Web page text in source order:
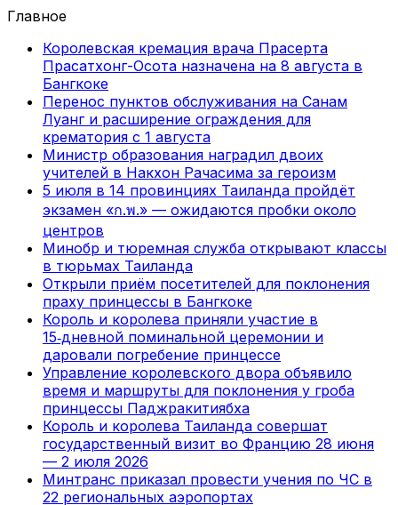
Главное
Королевская кремация врача Прасерта
Прасатхонг-Осота назначена на 8 августа в
Бангкоке
Перенос пунктов обслуживания на Санам
Луанг и расширение ограждения для
крематория с 1 августа
Министр образования наградил двоих
учителей в Накхон Рачасима за героизм
5 июля в 14 провинциях Таиланда пройдёт
экзамен «ก.พ.» — ожидаются пробки около
центров
Минобр и тюремная служба открывают классы
в тюрьмах Таиланда
Открыли приём посетителей для поклонения
праху принцессы в Бангкоке
Король и королева приняли участие в
15‑дневной поминальной церемонии и
даровали погребение принцессе
Управление королевского двора объявило
время и маршруты для поклонения у гроба
принцессы Паджракитиябха
Король и королева Таиланда совершат
государственный визит во Францию 28 июня
— 2 июля 2026
Минтранс приказал провести учения по ЧС в
22 региональных аэропортах